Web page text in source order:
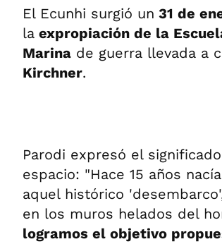
El Ecunhi surgió un 31 de
la expropiación de la
Marina de guerra llevada a
Kirchner.
Parodi expresó el
espacio: "Hace 15 años
aquel histórico
en los muros helados del
logramos el objetivo